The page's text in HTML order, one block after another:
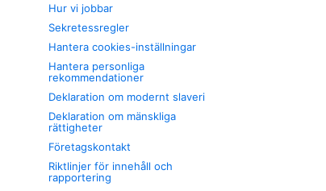
Hur vi jobbar
Sekretessregler
Hantera cookies-inställningar
Hantera personliga
rekommendationer
Deklaration om modernt slaveri
Deklaration om mänskliga
rättigheter
Företagskontakt
Riktlinjer för innehåll och
rapportering